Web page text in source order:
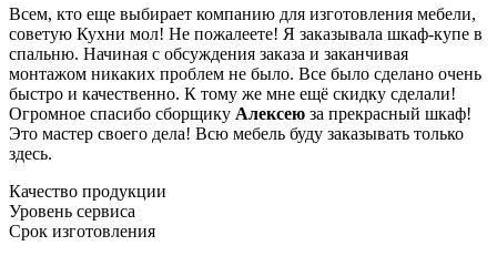
Всем, кто еще выбирает компанию для изготовления мебели,
советую Кухни мол! Не пожалеете! Я заказывала шкаф-купе в
спальню. Начиная с обсуждения заказа и заканчивая
монтажом никаких проблем не было. Все было сделано очень
быстро и качественно. К тому же мне ещё скидку сделали!
Огромное спасибо сборщику Алексею за прекрасный шкаф!
Это мастер своего дела! Всю мебель буду заказывать только
здесь.
Качество продукции
Уровень сервиса
Срок изготовления